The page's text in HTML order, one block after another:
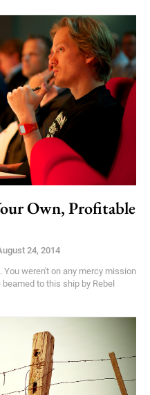
Own, Profitable
24, 2014
weren't on any mercy mission
to this ship by Rebel